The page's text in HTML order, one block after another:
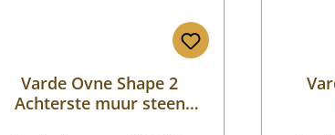
Varde Ovne Shape 2
Achterste muur steen